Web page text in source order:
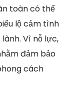
toàn có thể
lộ cảm tình
Vì nỗ lực,
đảm bảo
cách